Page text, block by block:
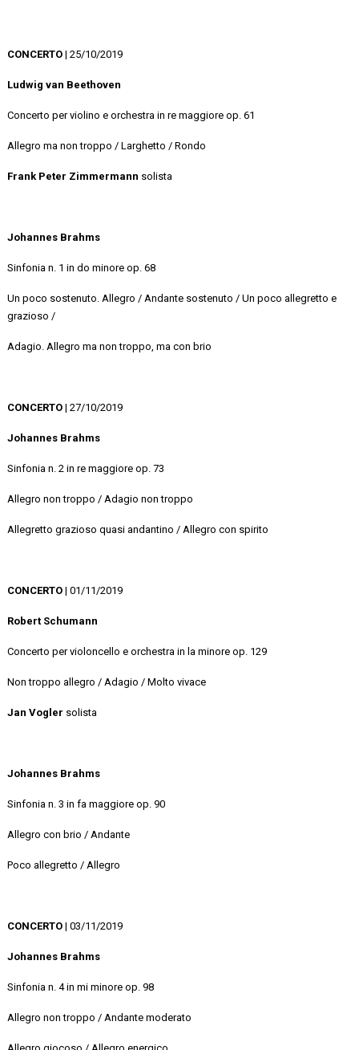
CONCERTO | 25/10/2019
Ludwig van Beethoven
Concerto per violino e orchestra in re maggiore op. 61
Allegro ma non troppo / Larghetto / Rondo
Frank Peter Zimmermann solista
Johannes Brahms
Sinfonia n. 1 in do minore op. 68
Un poco sostenuto. Allegro / Andante sostenuto / Un poco allegretto e
grazioso /
Adagio. Allegro ma non troppo, ma con brio
CONCERTO | 27/10/2019
Johannes Brahms
Sinfonia n. 2 in re maggiore op. 73
Allegro non troppo / Adagio non troppo
Allegretto grazioso quasi andantino / Allegro con spirito
CONCERTO | 01/11/2019
Robert Schumann
Concerto per violoncello e orchestra in la minore op. 129
Non troppo allegro / Adagio / Molto vivace
Jan Vogler solista
Johannes Brahms
Sinfonia n. 3 in fa maggiore op. 90
Allegro con brio / Andante
Poco allegretto / Allegro
CONCERTO | 03/11/2019
Johannes Brahms
Sinfonia n. 4 in mi minore op. 98
Allegro non troppo / Andante moderato